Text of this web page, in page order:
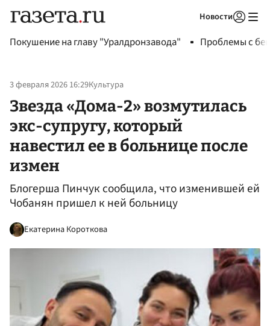
Новости
Покушение на главу "Уралдронзавода" Проблемы с
3 февраля 2026 16:29Культура
Звезда «Дома-2» возмутилась
экс-супругу, который
навестил ее в больнице после
измен
Блогерша Пинчук сообщила, что изменившей ей
Чобанян пришел к ней больницу
Екатерина Короткова